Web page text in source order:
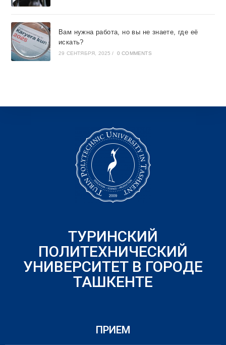
Вам нужна работа, но вы не знаете, где её
искать?
29 СЕНТЯБРЯ, 2025 / 0 COMMENTS
ТУРИНСКИЙ
ПОЛИТЕХНИЧЕСКИЙ
УНИВЕРСИТЕТ В ГОРОДЕ
ТАШКЕНТЕ
ПРИЕМ